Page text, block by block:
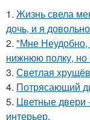
1. Жизнь свела
дочь, и я
2. "Мне Неудобно,
нижнюю полку, но
3. Светлая
4. Потрясающий
5. Цветные двери
интерьер.